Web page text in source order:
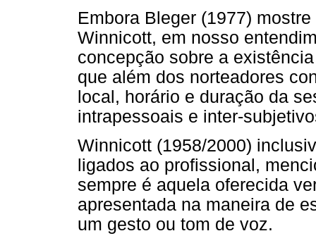
Embora Bleger (1977)
Winnicott, em nosso
concepção sobre a
que além dos norteadores
local, horário e duração da
intrapessoais e inter-
Winnicott (1958/2000)
ligados ao profissional,
sempre é aquela oferecida
apresentada na maneira de
um gesto ou tom de voz.